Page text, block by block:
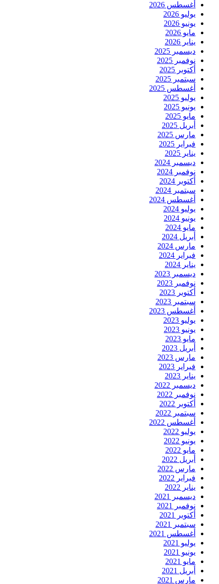
أغسطس 2026
يوليو 2026
يونيو 2026
مايو 2026
يناير 2026
ديسمبر 2025
نوفمبر 2025
أكتوبر 2025
سبتمبر 2025
أغسطس 2025
يوليو 2025
يونيو 2025
مايو 2025
أبريل 2025
مارس 2025
فبراير 2025
يناير 2025
ديسمبر 2024
نوفمبر 2024
أكتوبر 2024
سبتمبر 2024
أغسطس 2024
يوليو 2024
يونيو 2024
مايو 2024
أبريل 2024
مارس 2024
فبراير 2024
يناير 2024
ديسمبر 2023
نوفمبر 2023
أكتوبر 2023
سبتمبر 2023
أغسطس 2023
يوليو 2023
يونيو 2023
مايو 2023
أبريل 2023
مارس 2023
فبراير 2023
يناير 2023
ديسمبر 2022
نوفمبر 2022
أكتوبر 2022
سبتمبر 2022
أغسطس 2022
يوليو 2022
يونيو 2022
مايو 2022
أبريل 2022
مارس 2022
فبراير 2022
يناير 2022
ديسمبر 2021
نوفمبر 2021
أكتوبر 2021
سبتمبر 2021
أغسطس 2021
يوليو 2021
يونيو 2021
مايو 2021
أبريل 2021
مارس 2021